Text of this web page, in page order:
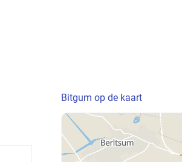
Bitgum op de kaart